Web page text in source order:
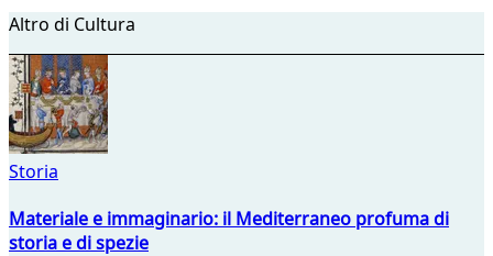
Altro di Cultura
Storia
Materiale e immaginario: il Mediterraneo profuma di
storia e di spezie